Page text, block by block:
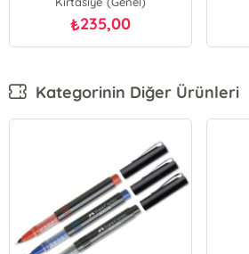
₺235,00
Kategorinin Diğer Ürünleri